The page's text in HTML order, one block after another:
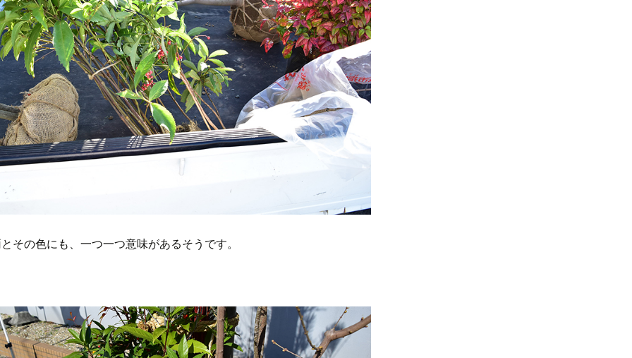
その色にも、一つ一つ意味があるそうです。